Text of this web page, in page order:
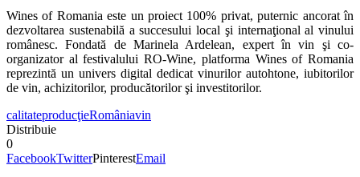
Wines of Romania este un proiect 100% privat, puternic ancorat în
dezvoltarea sustenabilă a succesului local şi internaţional al vinului
românesc. Fondată de Marinela Ardelean, expert în vin şi co-
organizator al festivalului RO-Wine, platforma Wines of Romania
reprezintă un univers digital dedicat vinurilor autohtone, iubitorilor
de vin, achizitorilor, producătorilor şi investitorilor.
calitateproducţieRomâniavin
Distribuie
0
FacebookTwitterPinterestEmail